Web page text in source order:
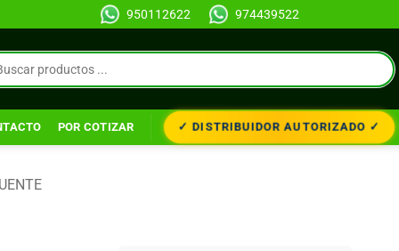
950112622 974439522
POR COTIZAR ✓ DISTRIBUIDOR AUTORIZADO ✓